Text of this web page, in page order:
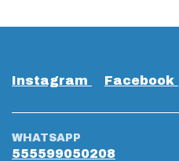
Instagram Facebook
WHATSAPP
555599050208